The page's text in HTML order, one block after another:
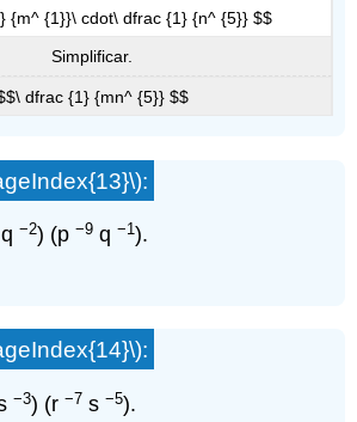
{m^ {1}}\ cdot\ dfrac {1} {n^ {5}} $$
Simplificar.
dfrac {1} {mn^ {5}} $$
:
q−2) (p−9 q−1).
:
−3) (r−7 s−5).